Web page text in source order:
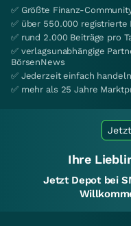
✅ Größte Finanz-
✅ über 550.000 registrierte
✅ rund 2.000 Beiträge pro
✅ verlagsunabhängige
BörsenNews
✅ Jederzeit einfach
✅ mehr als 25 Jahre
Ihre
Jetzt Depot bei